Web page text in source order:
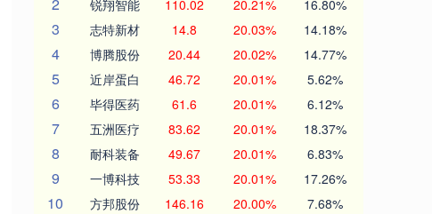
锐翔智能 110.02 20.21% 16.80%
3 志特新材 14.8 20.03% 14.18%
4 博腾股份 20.44 20.02% 14.77%
5 近岸蛋白 46.72 20.01% 5.62%
6 毕得医药 61.6 20.01% 6.12%
7 五洲医疗 83.62 20.01% 18.37%
8 耐科装备 49.67 20.01% 6.83%
9 一博科技 53.33 20.01% 17.26%
10 方邦股份 146.16 20.00% 7.68%